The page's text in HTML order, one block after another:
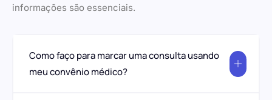
informações são essenciais.
Como faço para marcar uma consulta usando
meu convênio médico?